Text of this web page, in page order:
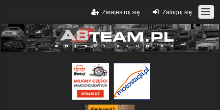
Zaloguj się
Zarejestruj się